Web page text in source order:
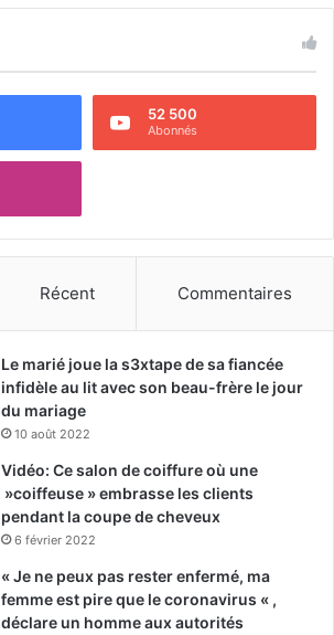
52 500
Abonnés
Récent Commentaires
Le marié joue la s3xtape de sa fiancée
infidèle au lit avec son beau-frère le jour
du mariage
10 août 2022
Vidéo: Ce salon de coiffure où une
»coiffeuse » embrasse les clients
pendant la coupe de cheveux
6 février 2022
« Je ne peux pas rester enfermé, ma
femme est pire que le coronavirus « ,
déclare un homme aux autorités